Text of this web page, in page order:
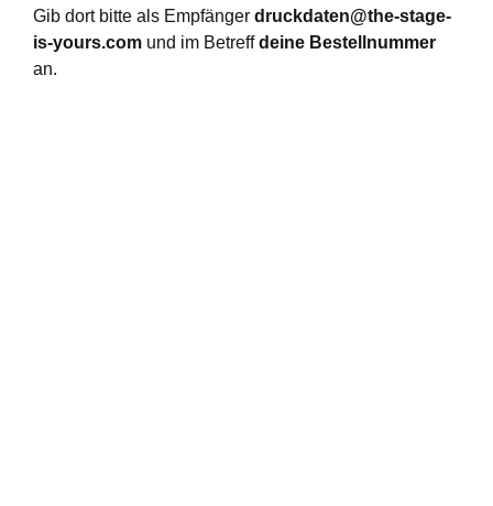
Gib dort bitte als Empfänger druckdaten@the-stage-
is-yours.com und im Betreffdeine Bestellnummer
an.